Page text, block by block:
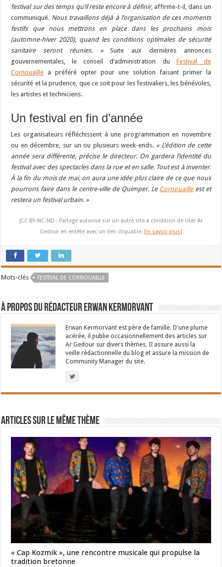
festival sur des temps qu’il reste encore à définir, affirme-t-il, dans un
communiqué. Nous travaillons déjà à l’organisation de ces moments
festifs que nous mettrons en place dans les prochains mois
(automne-hiver 2020), quand les conditions optimales de sécurité
sanitaire seront réunies. »Suite aux dernières annonces
gouvernementales, le conseil d’administration du Festival de
Cornouaille a préféré opter pour une solution faisant primer la
sécurité et la prudence, que ce soit pour les festivaliers, les bénévoles,
les artistes et techniciens.
Un festival en fin d’année
Les organisateurs réfléchissent à une programmation en novembre
ou en décembre, sur un ou plusieurs week-ends. « L’édition de cette
année sera différente, précise le directeur. On gardera l’identité du
festival avec des spectacles dans la rue et en salle. Tout est à inventer.
À la fin du mois de mai, on aura une idée plus claire de ce que nous
pourrons faire dans le centre-ville de Quimper. Le Cornouailleest et
restera un festival urbain. »
[CC BY-NC-ND : Partage autorisé sur un autre site à condition de citer Ar
Gedour en entête avec un lien cliquable. En savoir plus]
Mots-clés FESTIVAL DE CORNOUAILLE
À propos du rédacteur Erwan Kermorvant
Erwan Kermorvant est père de famille. D'une plume
acérée, il publie occasionnellement des articles sur
Ar Gedour sur divers thèmes. Il assure aussi la
veille rédactionnelle du blog et assure la mission de
Community Manager du site.
Articles sur le même thème
« Cap Kozmik », une rencontre musicale qui propulse la
tradition bretonne